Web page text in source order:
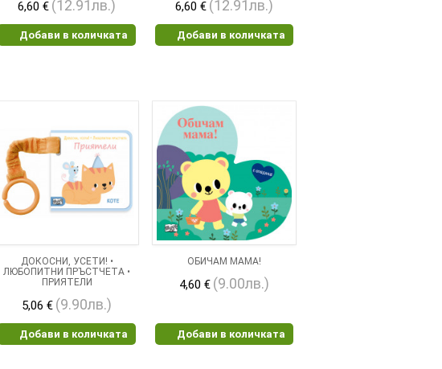
6,60 € (12.91лв.)
Добави в количката
6,60 € (12.91лв.)
Добави в количката
ДОКОСНИ, УСЕТИ! •
ЛЮБОПИТНИ ПРЪСТЧЕТА •
ПРИЯТЕЛИ
5,06 € (9.90лв.)
Добави в количката
ОБИЧАМ МАМА!
4,60 € (9.00лв.)
Добави в количката